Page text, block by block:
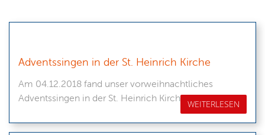
Adventssingen in der St. Heinrich Kirche
Am 04.12.2018 fand unser vorweihnachtliches
Adventssingen in der St. Heinrich Kirch in Kiel statt.
WEITERLESEN